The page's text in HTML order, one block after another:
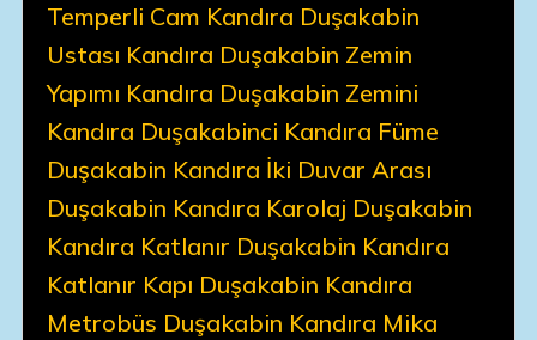
Temperli Cam Kandıra Duşakabin
Ustası Kandıra Duşakabin Zemin
Yapımı Kandıra Duşakabin Zemini
Kandıra Duşakabinci Kandıra Füme
Duşakabin Kandıra İki Duvar Arası
Duşakabin Kandıra Karolaj Duşakabin
Kandıra Katlanır Duşakabin Kandıra
Katlanır Kapı Duşakabin Kandıra
Metrobüs Duşakabin Kandıra Mika